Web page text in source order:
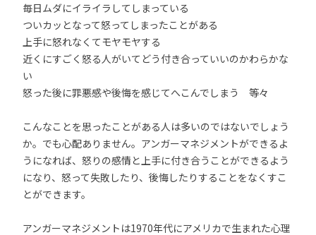
毎日ムダにイライラしてしまっている
ついカッとなって怒ってしまったことがある
上手に怒れなくてモヤモヤする
近くにすごく怒る人がいてどう付き合っていいのかわらかな
い
怒った後に罪悪感や後悔を感じてへこんでしまう 等々
こんなことを思ったことがある人は多いのではないでしょう
か。でも心配ありません。アンガーマネジメントができるよ
うになれば、怒りの感情と上手に付き合うことができるよう
になり、怒って失敗したり、後悔したりすることをなくすこ
とができます。
アンガーマネジメントは1970年代にアメリカで生まれた心理